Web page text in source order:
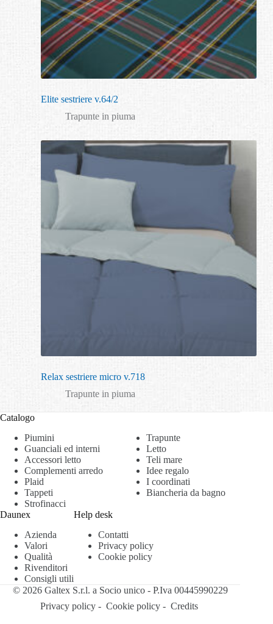
Elite sestriere v.64/2
Trapunte in piuma
Relax sestriere micro v.718
Trapunte in piuma
Catalogo
Piumini
Trapunte
Guanciali ed interni
Letto
Accessori letto
Teli mare
Complementi arredo
Idee regalo
Plaid
I coordinati
Tappeti
Biancheria da bagno
Strofinacci
Daunex
Azienda
Valori
Qualità
Rivenditori
Consigli utili
Help desk
Contatti
Privacy policy
Cookie policy
© 2026 Galtex S.r.l. a Socio unico - P.Iva 00445990229
Privacy policy- Cookie policy- Credits